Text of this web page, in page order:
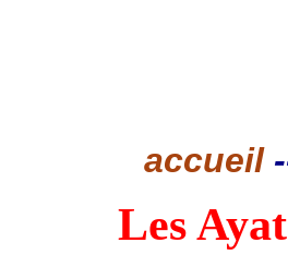
accueil
Les